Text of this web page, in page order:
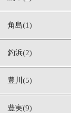
角島(1)
釣浜(2)
豊川(5)
豊実(9)